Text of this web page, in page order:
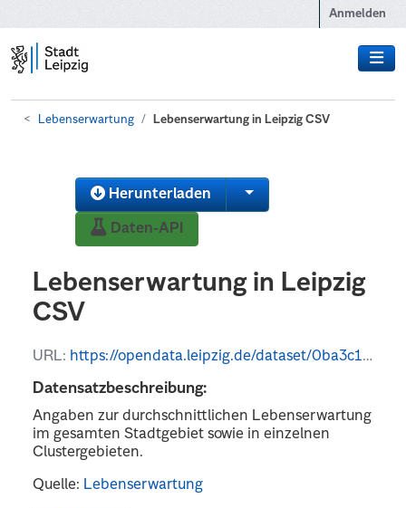
Anmelden
Lebenserwartung Lebenserwartung in Leipzig CSV
Herunterladen
Daten-API
Lebenserwartung in Leipzig
CSV
URL: https://opendata.leipzig.de/dataset/0ba3c1ff-400c-4fd2-ab18-fc2f7adc18e8/resource/18758590-a8e4-4b4c-9798-6860c2702fa6/download/lebenserwartung-in-leipzig-und-den-clustern.csv
Datensatzbeschreibung:
Angaben zur durchschnittlichen Lebenserwartung
im gesamten Stadtgebiet sowie in einzelnen
Clustergebieten.
Quelle: Lebenserwartung